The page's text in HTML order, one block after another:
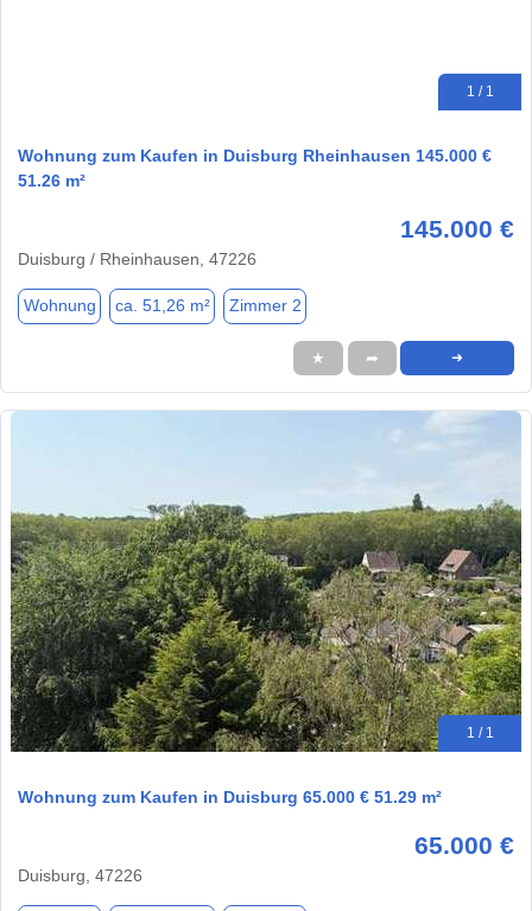
1 / 1
Wohnung zum Kaufen in Duisburg Rheinhausen 145.000 €
51.26 m²
145.000 €
Duisburg / Rheinhausen, 47226
Wohnung ca. 51,26 m² Zimmer 2
★ ➦ ➜
1 / 1
Wohnung zum Kaufen in Duisburg 65.000 € 51.29 m²
65.000 €
Duisburg, 47226